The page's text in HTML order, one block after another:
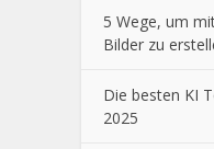
5 Wege, um
Bilder zu
Die besten KI
2025